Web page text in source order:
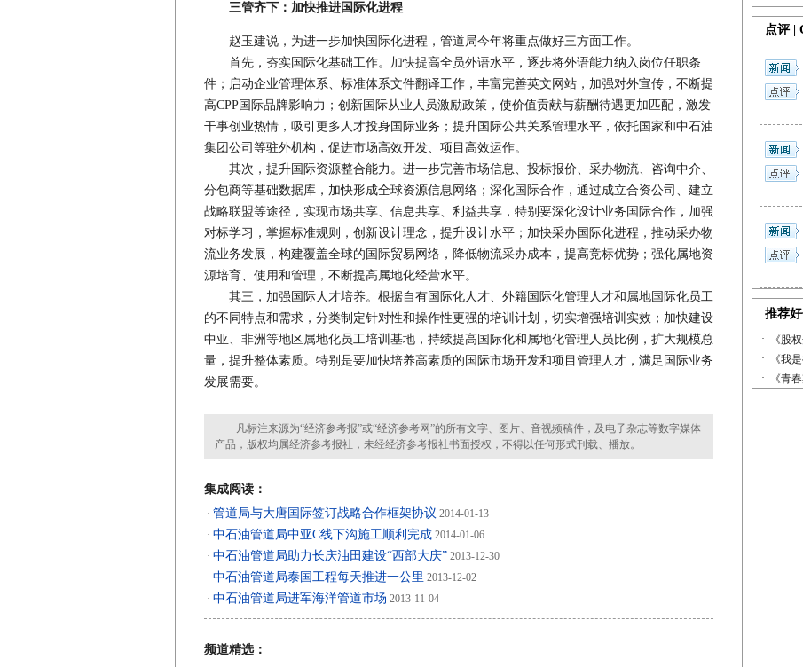
三管齐下：加快推进国际化进程
赵玉建说，为进一步加快国际化进程，管道局今年将重点做好三方面工作。
首先，夯实国际化基础工作。加快提高全员外语水平，逐步将外语能力纳入岗位任职条
件；启动企业管理体系、标准体系文件翻译工作，丰富完善英文网站，加强对外宣传，不断提
高CPP国际品牌影响力；创新国际从业人员激励政策，使价值贡献与薪酬待遇更加匹配，激发
干事创业热情，吸引更多人才投身国际业务；提升国际公共关系管理水平，依托国家和中石油
集团公司等驻外机构，促进市场高效开发、项目高效运作。
其次，提升国际资源整合能力。进一步完善市场信息、投标报价、采办物流、咨询中介、
分包商等基础数据库，加快形成全球资源信息网络；深化国际合作，通过成立合资公司、建立
战略联盟等途径，实现市场共享、信息共享、利益共享，特别要深化设计业务国际合作，加强
对标学习，掌握标准规则，创新设计理念，提升设计水平；加快采办国际化进程，推动采办物
流业务发展，构建覆盖全球的国际贸易网络，降低物流采办成本，提高竞标优势；强化属地资
源培育、使用和管理，不断提高属地化经营水平。
其三，加强国际人才培养。根据自有国际化人才、外籍国际化管理人才和属地国际化员工
的不同特点和需求，分类制定针对性和操作性更强的培训计划，切实增强培训实效；加快建设
中亚、非洲等地区属地化员工培训基地，持续提高国际化和属地化管理人员比例，扩大规模总
量，提升整体素质。特别是要加快培养高素质的国际市场开发和项目管理人才，满足国际业务
发展需要。
凡标注来源为“经济参考报”或“经济参考网”的所有文字、图片、音视频稿件，及电子杂志等数字媒体
产品，版权均属经济参考报社，未经经济参考报社书面授权，不得以任何形式刊载、播放。
集成阅读：
· 管道局与大唐国际签订战略合作框架协议 2014-01-13
· 中石油管道局中亚C线下沟施工顺利完成 2014-01-06
· 中石油管道局助力长庆油田建设“西部大庆” 2013-12-30
· 中石油管道局泰国工程每天推进一公里 2013-12-02
· 中石油管道局进军海洋管道市场 2013-11-04
频道精选：